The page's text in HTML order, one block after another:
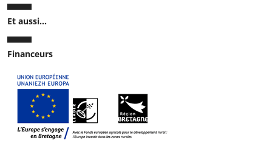
Et aussi...
Financeurs